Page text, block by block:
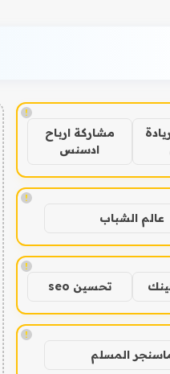
!
مشاركة ارباح
ادسنس
!
عالم الشباب
!
تحسين seo
!
المسلم